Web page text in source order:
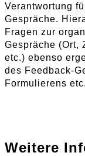
Verantwortung
Gespräche.
Fragen zur
Gespräche (Ort,
etc.) ebenso
des Feedback-
Formulierens
Weitere